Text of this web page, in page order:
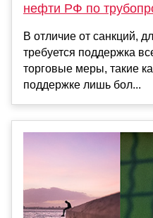
нефти РФ по
В отличие от санкций,
требуется поддержка
торговые меры, такие
поддержке лишь бол...